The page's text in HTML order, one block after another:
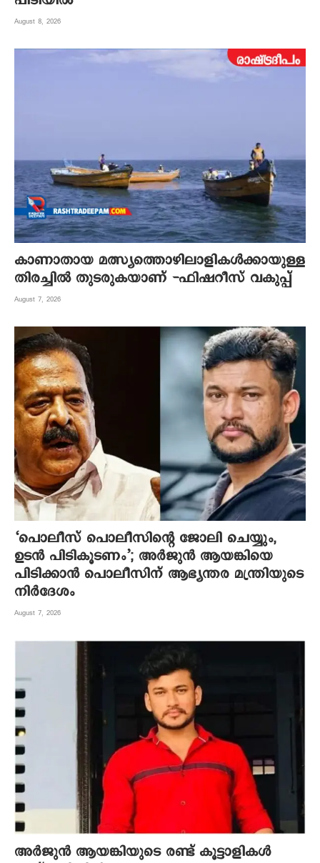
August 8, 2026
കാണാതായ മത്സ്യത്തൊഴിലാളികൾക്കായുള്ള
തിരച്ചിൽ തുടരുകയാണ് -ഫിഷറീസ് വകുപ്പ്
August 7, 2026
‘പൊലീസ് പൊലീസിന്റെ ജോലി ചെയ്യും,
ഉടന്‍ പിടികൂടണം’; അര്‍ജുന്‍ ആയങ്കിയെ
പിടിക്കാന്‍ പൊലീസിന് ആഭ്യന്തര മന്ത്രിയുടെ
നിര്‍ദേശം
August 7, 2026
അര്‍ജുന്‍ ആയങ്കിയുടെ രണ്ട് കൂട്ടാളികള്‍